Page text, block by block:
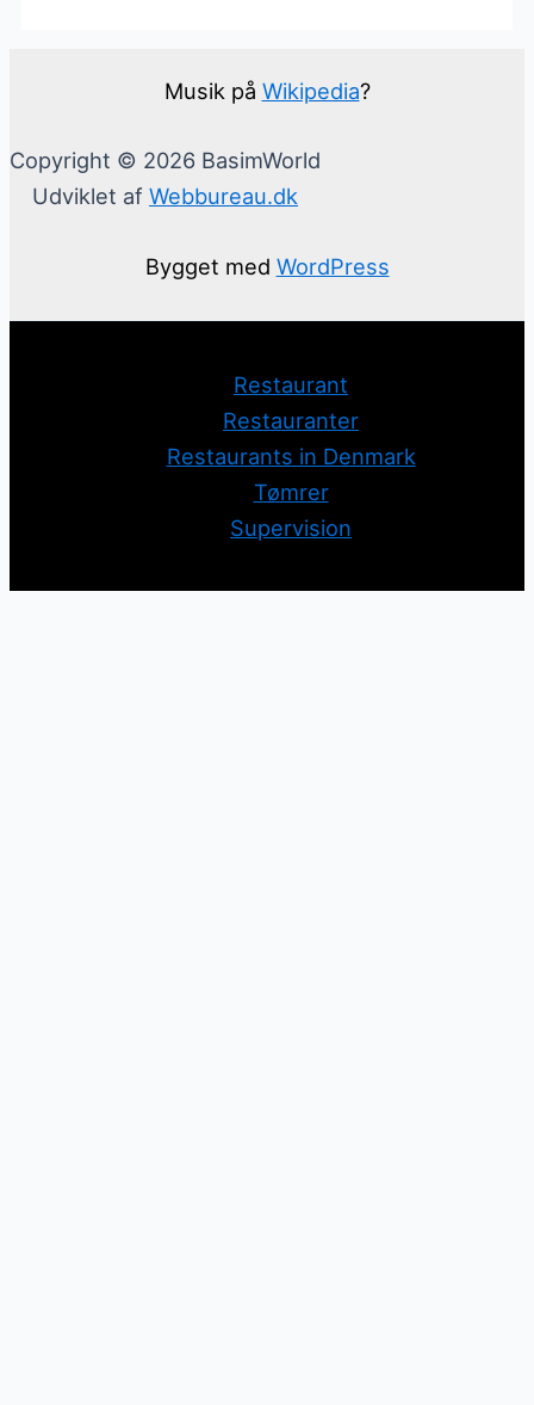
Musik på Wikipedia?
Copyright © 2026 BasimWorld
Udviklet af Webbureau.dk
Bygget med WordPress
Restaurant
Restauranter
Restaurants in Denmark
Tømrer
Supervision